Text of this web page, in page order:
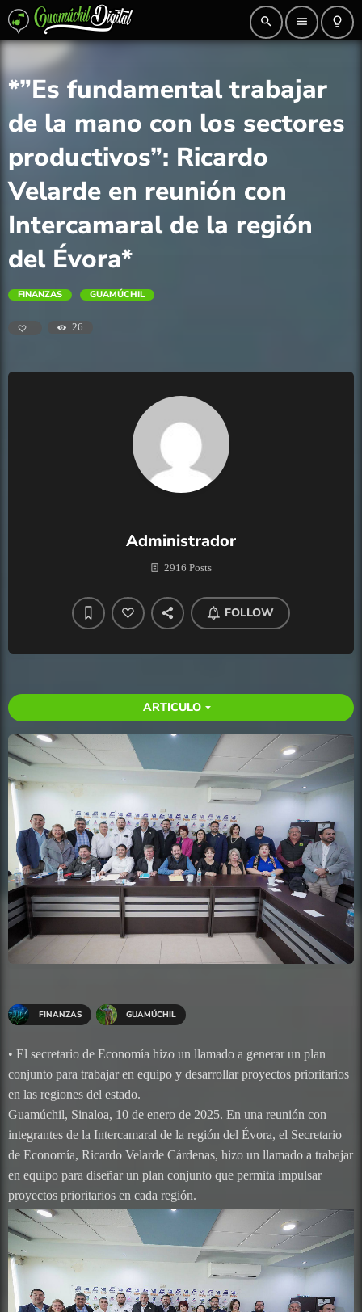
search menu lightbulb_outline
*”Es fundamental trabajar
de la mano con los sectores
productivos”: Ricardo
Velarde en reunión con
Intercamaral de la región
del Évora*
FINANZAS GUAMÚCHIL
26
Administrador
2916 Posts
FOLLOW
ARTICULO arrow_drop_down
FINANZAS GUAMÚCHIL
• El secretario de Economía hizo un llamado a generar un plan
conjunto para trabajar en equipo y desarrollar proyectos prioritarios
en las regiones del estado.
Guamúchil, Sinaloa, 10 de enero de 2025. En una reunión con
integrantes de la Intercamaral de la región del Évora, el Secretario
de Economía, Ricardo Velarde Cárdenas, hizo un llamado a trabajar
en equipo para diseñar un plan conjunto que permita impulsar
proyectos prioritarios en cada región.